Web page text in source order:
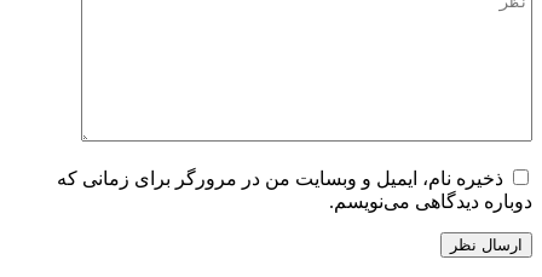
ذخیره نام، ایمیل و وبسایت من در مرورگر برای زمانی که
دوباره دیدگاهی می‌نویسم.